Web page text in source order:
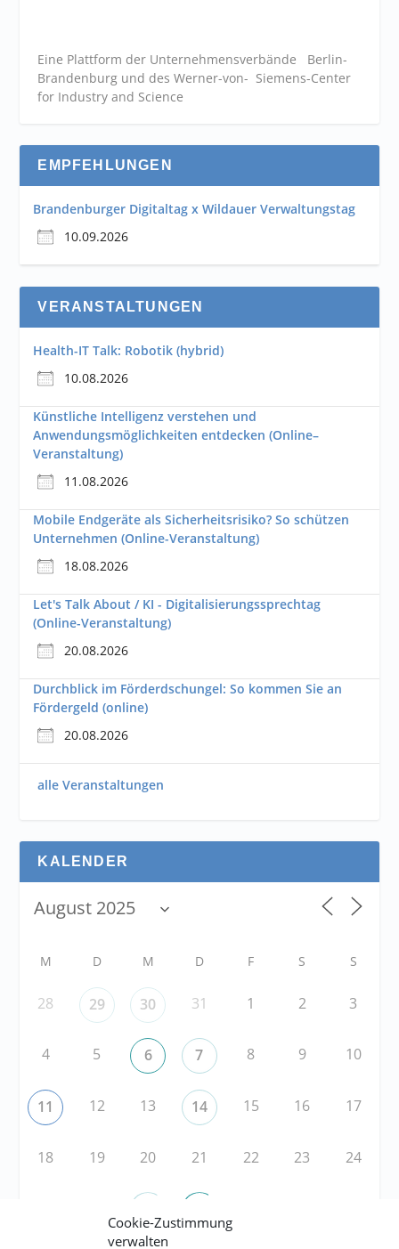
Cookie-Zustimmung
verwalten
Eine Plattform der Unternehmensverbände Berlin-
Brandenburg und des Werner-von- Siemens-Center
for Industry and Science
EMPFEHLUNGEN
Brandenburger Digitaltag x Wildauer Verwaltungstag
10.09.2026
VERANSTALTUNGEN
Health-IT Talk: Robotik (hybrid)
10.08.2026
Künstliche Intelligenz verstehen und
Anwendungsmöglichkeiten entdecken (Online–
Veranstaltung)
11.08.2026
Mobile Endgeräte als Sicherheitsrisiko? So schützen
Unternehmen (Online-Veranstaltung)
18.08.2026
Let's Talk About / KI - Digitalisierungssprechtag
(Online-Veranstaltung)
20.08.2026
Durchblick im Förderdschungel: So kommen Sie an
Fördergeld (online)
20.08.2026
alle Veranstaltungen
KALENDER
M D M D F S S
28 29 30 31 1 2 3
4 5 6 7 8 9 10
11 12 13 14 15 16 17
18 19 20 21 22 23 24